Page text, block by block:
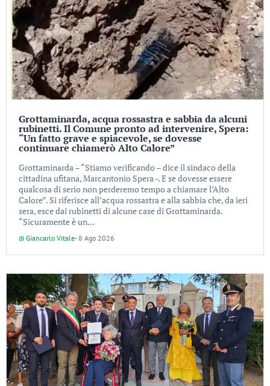
Grottaminarda, acqua rossastra e sabbia da alcuni
rubinetti. Il Comune pronto ad intervenire, Spera:
“Un fatto grave e spiacevole, se dovesse
continuare chiamerò Alto Calore”
Grottaminarda – “Stiamo verificando – dice il sindaco della
cittadina ufitana, Marcantonio Spera -. E se dovesse essere
qualcosa di serio non perderemo tempo a chiamare l’Alto
Calore”. Si riferisce all’acqua rossastra e alla sabbia che, da ieri
sera, esce dai rubinetti di alcune case di Grottaminarda.
“Sicuramente è un...
di Giancarlo Vitale- 8 Ago 2026